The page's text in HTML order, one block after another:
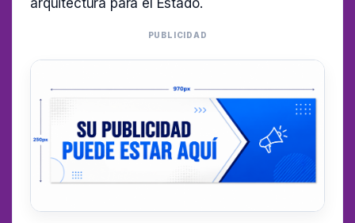
arquitectura para el Estado.
PUBLICIDAD